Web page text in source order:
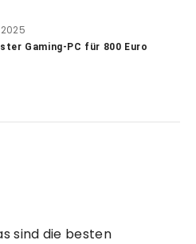
Gaming-PC für 800 Euro
sind die besten